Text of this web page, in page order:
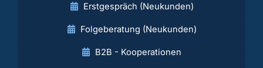
Erstgespräch (Neukunden)
Folgeberatung (Neukunden)
B2B - Kooperationen